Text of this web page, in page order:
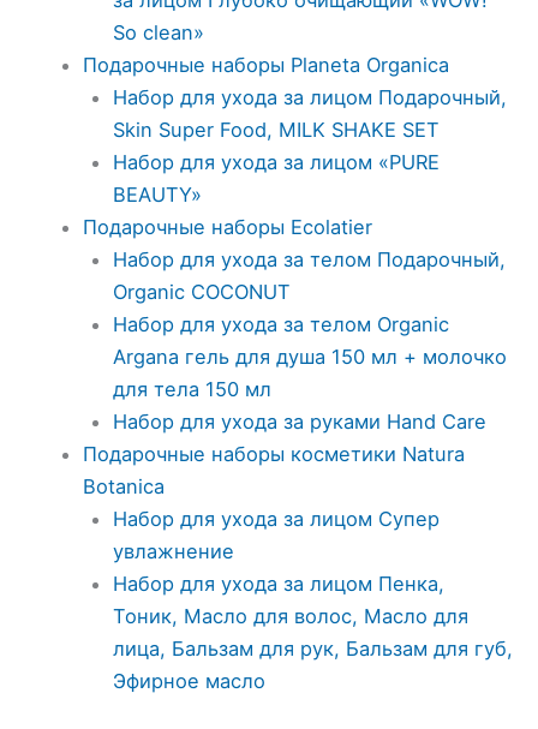
So clean»
Подарочные наборы Planeta Organica
Набор для ухода за лицом Подарочный,
Skin Super Food, MILK SHAKE SET
Набор для ухода за лицом «PURE
BEAUTY»
Подарочные наборы Ecolatier
Набор для ухода за телом Подарочный,
Organic COCONUT
Набор для ухода за телом Organic
Argana гель для душа 150 мл + молочко
для тела 150 мл
Набор для ухода за руками Hand Care
Подарочные наборы косметики Natura
Botanica
Набор для ухода за лицом Супер
увлажнение
Набор для ухода за лицом Пенка,
Тоник, Масло для волос, Масло для
лица, Бальзам для рук, Бальзам для губ,
Эфирное масло